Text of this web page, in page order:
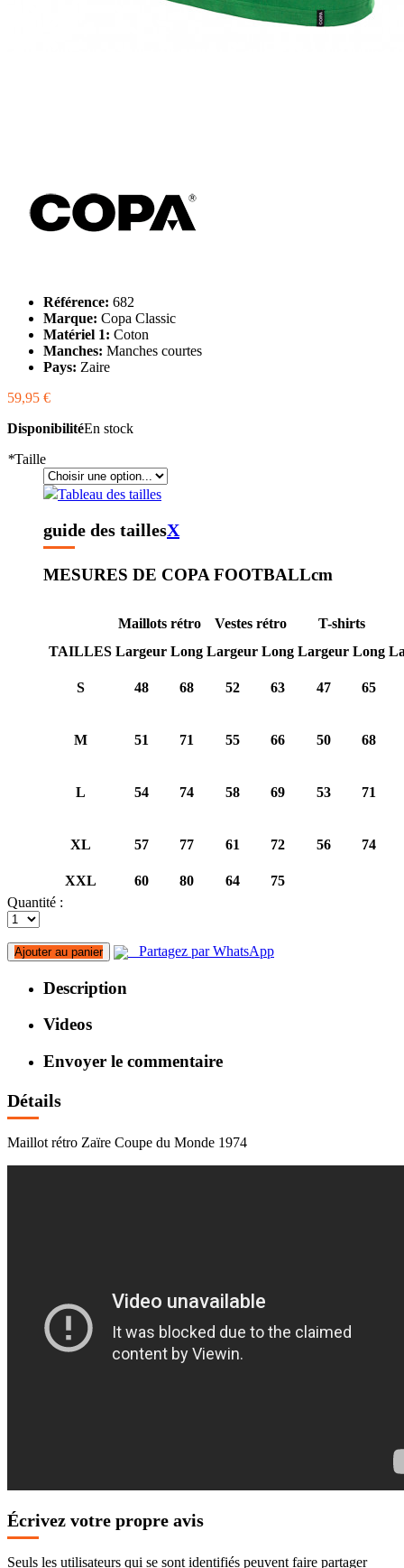
Référence: 682
Marque: Copa Classic
Matériel 1: Coton
Manches: Manches courtes
Pays: Zaire
59,95 €
DisponibilitéEn stock
*Taille
Tableau des tailles
guide des taillesX
MESURES DE COPA FOOTBALLcm
Maillots rétro Vestes rétro
T-shirts
TAILLES Largeur Long Largeur Long Largeur Long
S 48 68 52 63 47 65
M 51 71 55 66 50 68
L 54 74 58 69 53 71
XL 57 77 61 72 56 74
XXL 60 80 64
75
Quantité :
Ajouter au panier Partagez par WhatsApp
Description
Videos
Envoyer le commentaire
Détails
Maillot rétro Zaïre Coupe du Monde 1974
Écrivez votre propre avis
Seuls les utilisateurs qui se sont identifiés peuvent faire partager